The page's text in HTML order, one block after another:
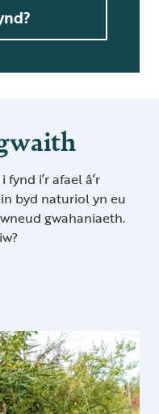
i’r afael â’r
byd naturiol yn eu
gwahaniaeth.